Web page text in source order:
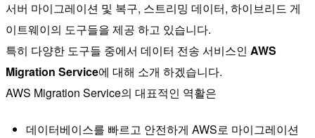
서버 마이그레이션 및 복구, 스트리밍 데이터, 하이브리드 게
이트웨이의 도구들을 제공 하고 있습니다.
특히 다양한 도구들 중에서 데이터 전송 서비스인 AWS
Migration Service에 대해 소개 하겠습니다.
AWS Migration Service의 대표적인 역활은
데이터베이스를 빠르고 안전하게 AWS로 마이그레이션